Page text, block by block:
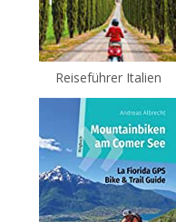
Reiseführer Italien